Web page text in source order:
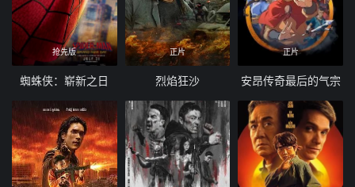
抢先版
蜘蛛侠：崭新之日
正片
烈焰狂沙
正片
安昂传奇最后的气宗